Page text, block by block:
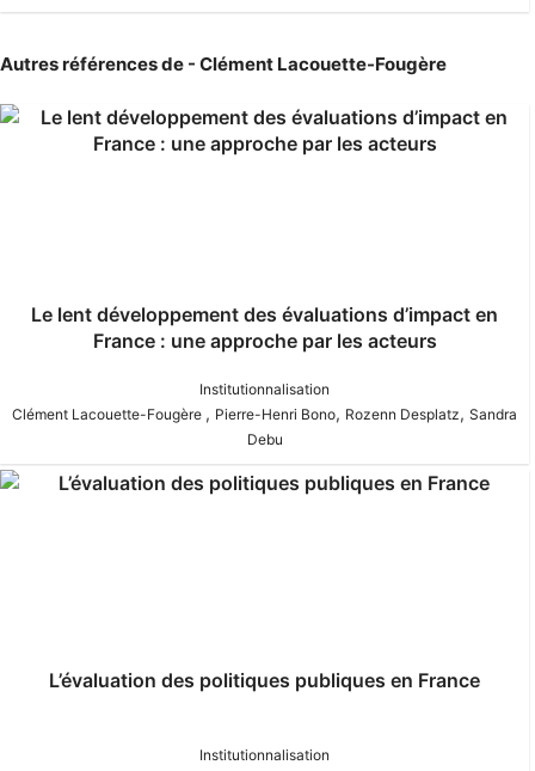
Autres références de - Clément Lacouette-Fougère
Le lent développement des évaluations d’impact en
France : une approche par les acteurs
Institutionnalisation
Clément Lacouette-Fougère , Pierre-Henri Bono, Rozenn Desplatz, Sandra
Debu
L’évaluation des politiques publiques en France
Institutionnalisation